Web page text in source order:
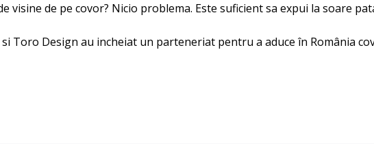
visine de pe covor? Nicio problema. Este suficient sa expui la soare
Toro Design au incheiat un parteneriat pentru a aduce în România